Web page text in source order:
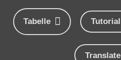
Tabelle Tutorial
Translate